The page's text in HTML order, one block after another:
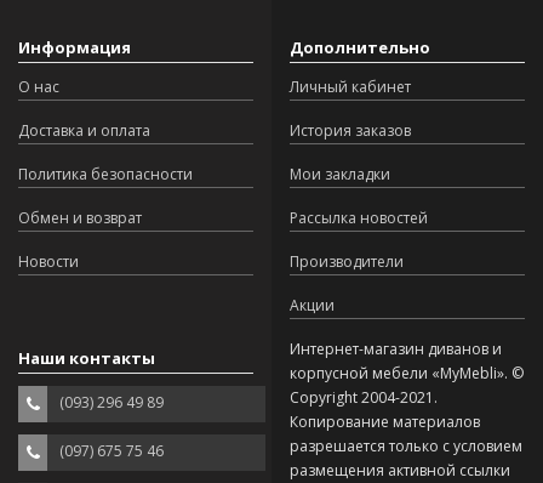
Информация
О нас
Доставка и оплата
Политика безопасности
Обмен и возврат
Новости
Дополнительно
Личный кабинет
История заказов
Мои закладки
Рассылка новостей
Производители
Акции
Наши контакты
(093) 296 49 89
(097) 675 75 46
Интернет-магазин диванов и
корпусной мебели «MyMebli». ©
Copyright 2004-2021.
Копирование материалов
разрешается только с условием
размещения активной ссылки